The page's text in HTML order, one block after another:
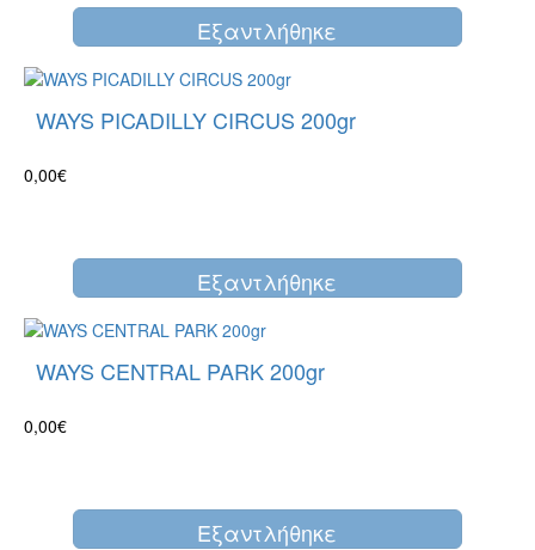
Eξαντλήθηκε
WAYS PICADILLY CIRCUS 200gr
0,00€
Eξαντλήθηκε
WAYS CENTRAL PARK 200gr
0,00€
Eξαντλήθηκε